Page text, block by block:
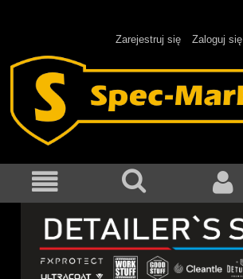
Zarejestruj się Zaloguj się